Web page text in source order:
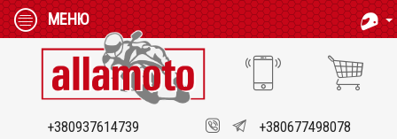
МЕНЮ
+380937614739 +380677498078